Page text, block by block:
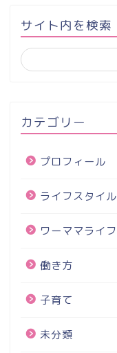
サイト内を検索
カテゴリー
プロフィール
ライフスタイル
ワーママライフ
働き方
子育て
未分類